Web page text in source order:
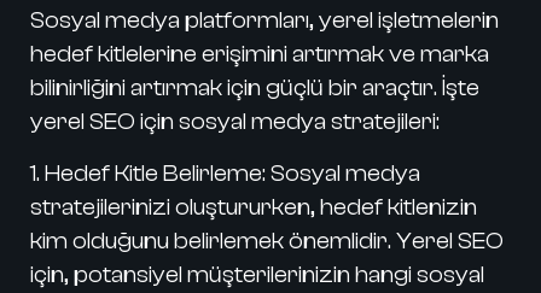
Sosyal medya platformları, yerel işletmelerin
hedef kitlelerine erişimini artırmak ve marka
bilinirliğini artırmak için güçlü bir araçtır. İşte
yerel SEO için sosyal medya stratejileri:
1. Hedef Kitle Belirleme: Sosyal medya
stratejilerinizi oluştururken, hedef kitlenizin
kim olduğunu belirlemek önemlidir. Yerel SEO
için, potansiyel müşterilerinizin hangi sosyal